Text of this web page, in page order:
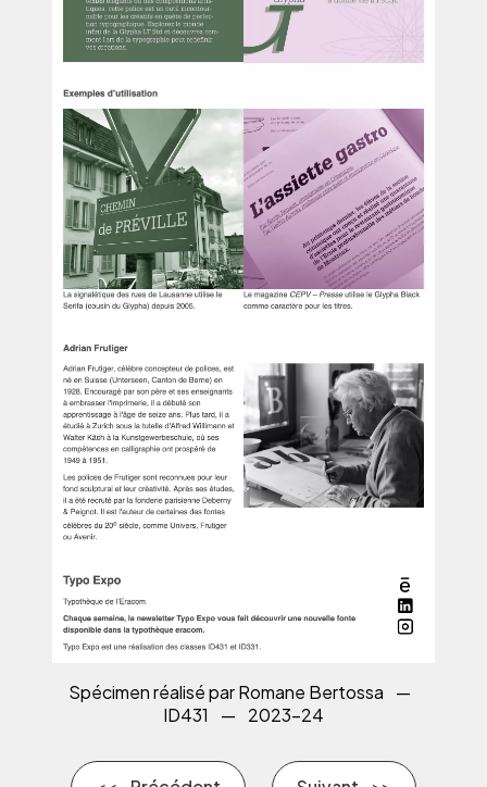
Spécimen réalisé par Romane Bertossa
—
ID431
— 2023-24